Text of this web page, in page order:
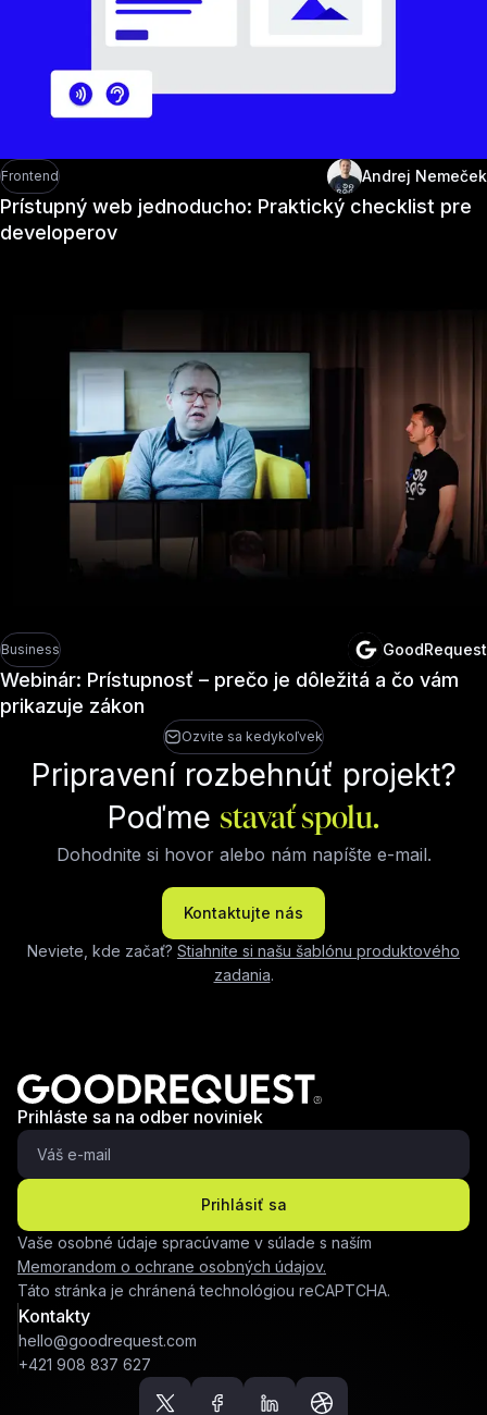
Frontend Andrej Nemeček
Prístupný web jednoducho: Praktický checklist pre
developerov
Business GoodRequest
Webinár: Prístupnosť – prečo je dôležitá a čo vám
prikazuje zákon
Ozvite sa kedykoľvek
Pripravení rozbehnúť projekt?
Poďmestavať spolu.
Dohodnite si hovor alebo nám napíšte e-mail.
Kontaktujte nás
Neviete, kde začať? Stiahnite si našu šablónu produktového
zadania.
Prihláste sa na odber noviniek
Prihlásiť sa
Vaše osobné údaje spracúvame v súlade s naším
Memorandom o ochrane osobných údajov.
Táto stránka je chránená technológiou reCAPTCHA.
Kontakty
hello@goodrequest.com
+421 908 837 627